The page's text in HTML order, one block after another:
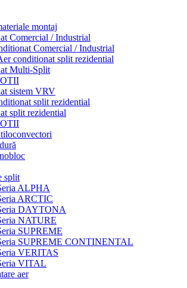
montaj
Comercial / Industrial
Comercial / Industrial
conditionat split rezidential
Multi-Split
sistem VRV
split rezidential
split rezidential
split
ALPHA
ARCTIC
DAYTONA
NATURE
SUPREME
SUPREME CONTINENTAL
VERITAS
VITAL
aer